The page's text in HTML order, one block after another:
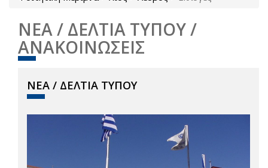
ΝΕΑ / ΔΕΛΤΙΑ ΤΥΠΟΥ /
ΑΝΑΚΟΙΝΩΣΕΙΣ
ΝΕΑ / ΔΕΛΤΙΑ ΤΥΠΟΥ